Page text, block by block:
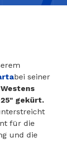
bei seiner
gekürt.
für die
und die